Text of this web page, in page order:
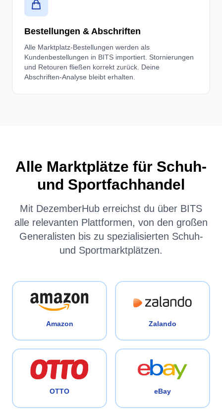
Bestellungen & Abschriften
Alle Marktplatz-Bestellungen werden als
Kundenbestellungen in BITS importiert. Stornierungen
und Retouren fließen korrekt zurück. Deine
Abschriften-Analyse bleibt erhalten.
Alle Marktplätze für Schuh-
und Sportfachhandel
Mit DezemberHub erreichst du über BITS
alle relevanten Plattformen, von den großen
Generalisten bis zu spezialisierten Schuh-
und Sportmarktplätzen.
Amazon Zalando
OTTO eBay